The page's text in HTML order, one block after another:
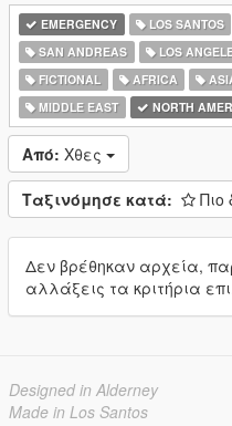
EMERGENCY LOS SANTOS
SAN ANDREAS
LOS
FICTIONAL
AFRICA
MIDDLE EAST
NORTH
Από: Χθες
Ταξινόμησε κατά: Πιο
Δεν βρέθηκαν αρχεία,
αλλάξεις τα κριτήρια
Designed in Alderney
Made in Los Santos